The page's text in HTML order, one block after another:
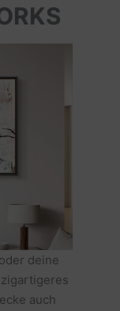
deine
auch